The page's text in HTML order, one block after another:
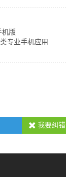
机版
专业手机应用
我要纠错